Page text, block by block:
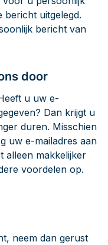
bericht uitgelegd.
bericht van
door
u uw e-
Dan krijgt u
duren. Misschien
uw e-mailadres aan
alleen makkelijker
voordelen op.
neem dan gerust